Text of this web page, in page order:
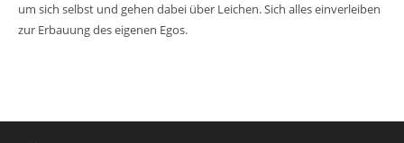
um sich selbst und gehen dabei über Leichen. Sich alles einverleiben
zur Erbauung des eigenen Egos.